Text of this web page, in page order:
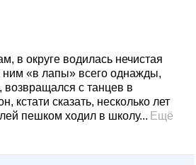
в округе водилась нечистая
«в лапы» всего однажды,
возвращался с танцев в
кстати сказать, несколько лет
пешком ходил в школу... Ещё